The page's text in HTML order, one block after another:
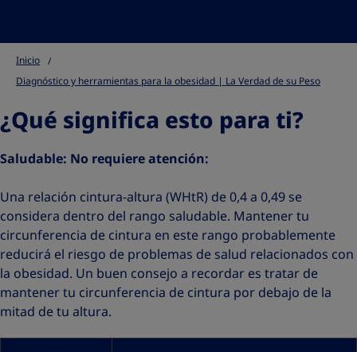
Inicio
Diagnóstico y herramientas para la obesidad | La Verdad de su Peso
¿Qué significa esto para ti?
Saludable: No requiere atención:
Una relación cintura-altura (WHtR) de 0,4 a 0,49 se
considera dentro del rango saludable. Mantener tu
circunferencia de cintura en este rango probablemente
reducirá el riesgo de problemas de salud relacionados con
la obesidad. Un buen consejo a recordar es tratar de
mantener tu circunferencia de cintura por debajo de la
mitad de tu altura.